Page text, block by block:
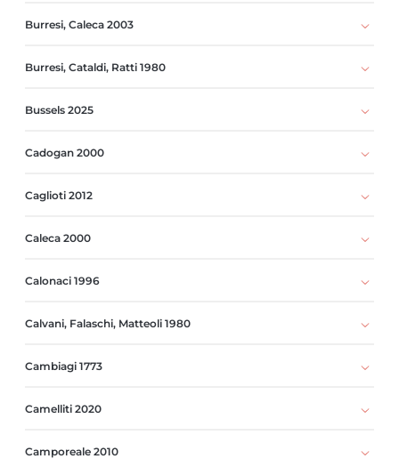
Burresi, Caleca 2003
Burresi, Cataldi, Ratti 1980
Bussels 2025
Cadogan 2000
Caglioti 2012
Caleca 2000
Calonaci 1996
Calvani, Falaschi, Matteoli 1980
Cambiagi 1773
Camelliti 2020
Camporeale 2010